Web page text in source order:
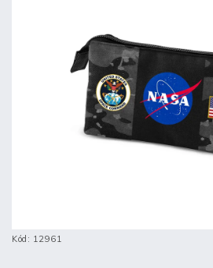
Kód: 12961